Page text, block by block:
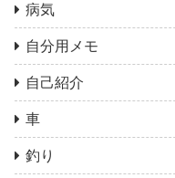
病気
自分用メモ
自己紹介
車
釣り